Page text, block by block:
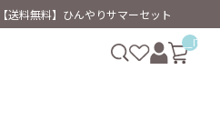
【送料無料】ひんやりサマーセット